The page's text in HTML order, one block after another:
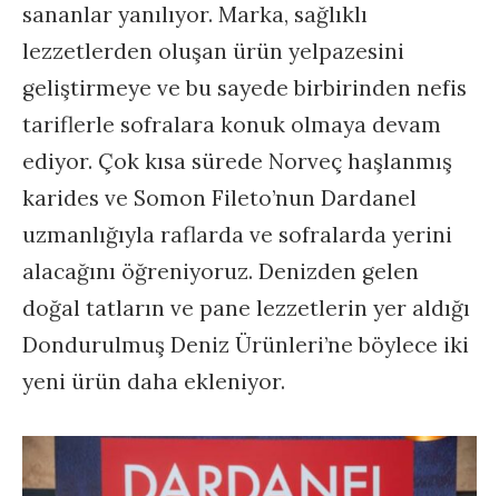
sananlar yanılıyor. Marka, sağlıklı
lezzetlerden oluşan ürün yelpazesini
geliştirmeye ve bu sayede birbirinden nefis
tariflerle sofralara konuk olmaya devam
ediyor. Çok kısa sürede Norveç haşlanmış
karides ve Somon Fileto’nun Dardanel
uzmanlığıyla raflarda ve sofralarda yerini
alacağını öğreniyoruz. Denizden gelen
doğal tatların ve pane lezzetlerin yer aldığı
Dondurulmuş Deniz Ürünleri’ne böylece iki
yeni ürün daha ekleniyor.